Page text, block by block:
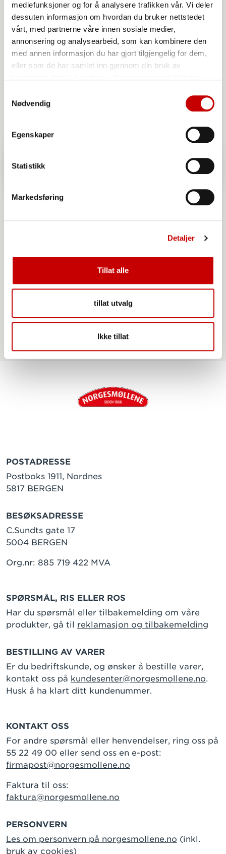
mediefunksjoner og for å analysere trafikken vår. Vi deler
dessuten informasjon om hvordan du bruker nettstedet
vårt, med partnerne våre innen sosiale medier,
annonsering og analysearbeid, som kan kombinere den
med annen informasjon du har gjort tilgjengelig for dem,
eller som de har samlet inn gjennom din bruk av
Nødvendig
Egenskaper
Statistikk
Markedsføring
Detaljer
Tillat alle
tillat utvalg
Ikke tillat
Produkter du kan benytte
til denne oppskriften
Norgesmøllene Vafler
POSTADRESSE
Postboks 1911, Nordnes
5817 BERGEN
BESØKSADRESSE
C.Sundts gate 17
5004 BERGEN
Org.nr: 885 719 422 MVA
SPØRSMÅL, RIS ELLER ROS
Har du spørsmål eller tilbakemelding om våre
produkter, gå til reklamasjon og tilbakemelding
BESTILLING AV VARER
Er du bedriftskunde, og ønsker å bestille varer,
kontakt oss på kundesenter@norgesmollene.no.
Husk å ha klart ditt kundenummer.
KONTAKT OSS
For andre spørsmål eller henvendelser, ring oss på
55 22 49 00 eller send oss en e-post:
firmapost@norgesmollene.no
Faktura til oss:
faktura@norgesmollene.no
PERSONVERN
Les om personvern på norgesmollene.no (inkl.
bruk av cookies)